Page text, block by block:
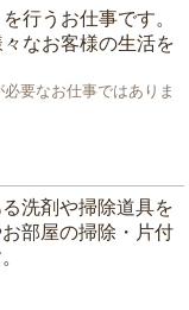
を行うお仕事です。
なお客様の生活を
要なお仕事ではありま
洗剤や掃除道具を
部屋の掃除・片付